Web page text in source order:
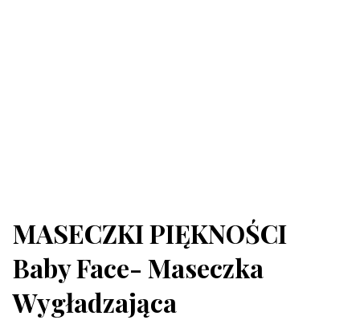
MASECZKI PIĘKNOŚCI
Baby Face- Maseczka
Wygładzająca